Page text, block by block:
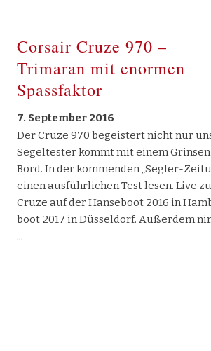
Corsair Cruze 970 –
Trimaran mit enormen
Spassfaktor
7. September 2016
Der Cruze 970 begeistert nicht nur
Segeltester kommt mit einem
Bord. In der kommenden „Segler-
einen ausführlichen Test lesen. Live
Cruze auf der Hanseboot 2016 in
boot 2017 in Düsseldorf. Außerdem